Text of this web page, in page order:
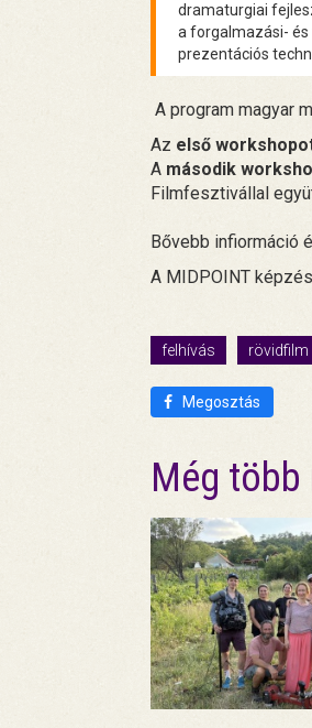
dramaturgiai
a forgalmazási-
prezentációs
A program magyar
Az első
A második
Filmfesztivállal
Bővebb infiormáció
A MIDPOINT
felhívás rövidfilm
Megosztás
Még több